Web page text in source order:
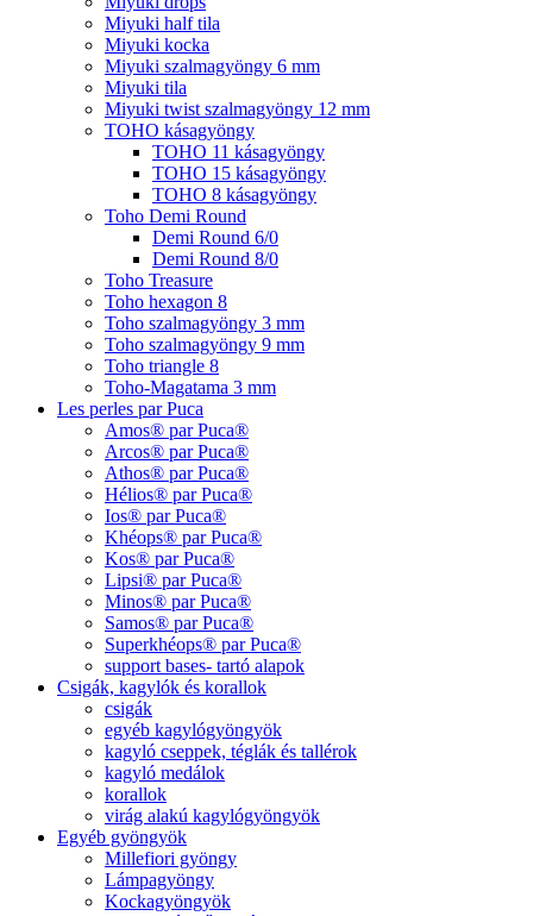
Miyuki half tila
Miyuki kocka
Miyuki szalmagyöngy 6 mm
Miyuki tila
Miyuki twist szalmagyöngy 12 mm
TOHO kásagyöngy
TOHO 11 kásagyöngy
TOHO 15 kásagyöngy
TOHO 8 kásagyöngy
Toho Demi Round
Demi Round 6/0
Demi Round 8/0
Toho Treasure
Toho hexagon 8
Toho szalmagyöngy 3 mm
Toho szalmagyöngy 9 mm
Toho triangle 8
Toho-Magatama 3 mm
Les perles par Puca
Amos® par Puca®
Arcos® par Puca®
Athos® par Puca®
Hélios® par Puca®
Ios® par Puca®
Khéops® par Puca®
Kos® par Puca®
Lipsi® par Puca®
Minos® par Puca®
Samos® par Puca®
Superkhéops® par Puca®
support bases- tartó alapok
Csigák, kagylók és korallok
csigák
egyéb kagylógyöngyök
kagyló cseppek, téglák és tallérok
kagyló medálok
korallok
virág alakú kagylógyöngyök
Egyéb gyöngyök
Millefiori gyöngy
Lámpagyöngy
Kockagyöngyök